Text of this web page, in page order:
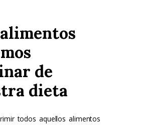
de
dieta
todos aquellos alimentos